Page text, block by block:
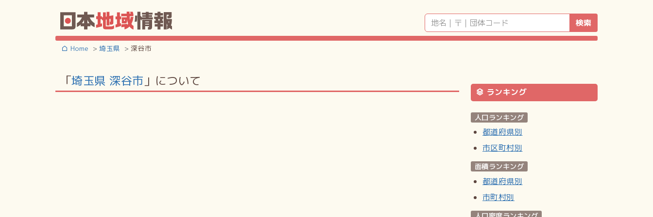
検索
Home 埼玉県 深谷市
「埼玉県 深谷市 」について
ランキング
人口ランキング
都道府県別
市区町村別
面積ランキング
都道府県別
市町村別